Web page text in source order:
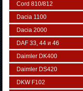
Cord 810/812
Dacia 1100
Dacia 2000
DAF 33, 44 и 46
Daimler DK400
Daimler DS420
DKW F102